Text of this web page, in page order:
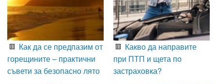
Как да се предпазим от
горещините – практични
съвети за безопасно лято
Какво да направите
при ПТП и щета по
застраховка?